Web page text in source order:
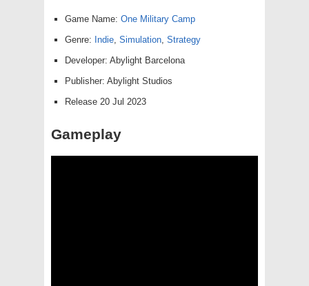
Game Name: One Military Camp
Genre: Indie, Simulation, Strategy
Developer: Abylight Barcelona
Publisher: Abylight Studios
Release 20 Jul 2023
Gameplay